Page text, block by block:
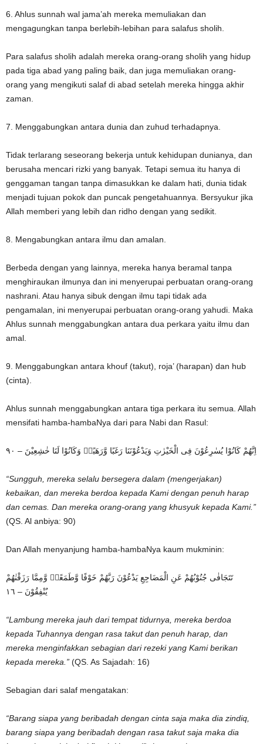
6. Ahlus sunnah wal jama’ah mereka memuliakan dan
mengagungkan tanpa berlebih-lebihan para salafus sholih.
Para salafus sholih adalah mereka orang-orang sholih yang hidup
pada tiga abad yang paling baik, dan juga memuliakan orang-
orang yang mengikuti salaf di abad setelah mereka hingga akhir
zaman.
7. Menggabungkan antara dunia dan zuhud terhadapnya.
Tidak terlarang seseorang bekerja untuk kehidupan dunianya, dan
berusaha mencari rizki yang banyak. Tetapi semua itu hanya di
genggaman tangan tanpa dimasukkan ke dalam hati, dunia tidak
menjadi tujuan pokok dan puncak pengetahuannya. Bersyukur jika
Allah memberi yang lebih dan ridho dengan yang sedikit.
8. Mengabungkan antara ilmu dan amalan.
Berbeda dengan yang lainnya, mereka hanya beramal tanpa
menghiraukan ilmunya dan ini menyerupai perbuatan orang-orang
nashrani. Atau hanya sibuk dengan ilmu tapi tidak ada
pengamalan, ini menyerupai perbuatan orang-orang yahudi. Maka
Ahlus sunnah menggabungkan antara dua perkara yaitu ilmu dan
amal.
9. Menggabungkan antara khouf (takut), roja’ (harapan) dan hub
(cinta).
Ahlus sunnah menggabungkan antara tiga perkara itu semua. Allah
mensifati hamba-hambaNya dari para Nabi dan Rasul:
اِنَّهُمْ كَانُوْا يُسٰرِعُوْنَ فِى الْخَيْرٰتِ وَيَدْعُوْنَنَا رَغَبًا وَّرَهَبًاۗ وَكَانُوْا لَنَا خٰشِعِيْنَ – ٩٠
“Sungguh, mereka selalu bersegera dalam (mengerjakan)
kebaikan, dan mereka berdoa kepada Kami dengan penuh harap
dan cemas. Dan mereka orang-orang yang khusyuk kepada Kami.”
(QS. Al anbiya: 90)
Dan Allah menyanjung hamba-hambaNya kaum mukminin:
تَتَجَافٰى جُنُوْبُهُمْ عَنِ الْمَضَاجِعِ يَدْعُوْنَ رَبَّهُمْ خَوْفًا وَّطَمَعًاۖ وَّمِمَّا رَزَقْنٰهُمْ
يُنْفِقُوْنَ – ١٦
“Lambung mereka jauh dari tempat tidurnya, mereka berdoa
kepada Tuhannya dengan rasa takut dan penuh harap, dan
mereka menginfakkan sebagian dari rezeki yang Kami berikan
kepada mereka.” (QS. As Sajadah: 16)
Sebagian dari salaf mengatakan:
“Barang siapa yang beribadah dengan cinta saja maka dia zindiq,
barang siapa yang beribadah dengan rasa takut saja maka dia